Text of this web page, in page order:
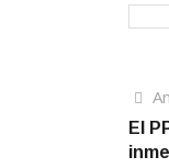
de
El